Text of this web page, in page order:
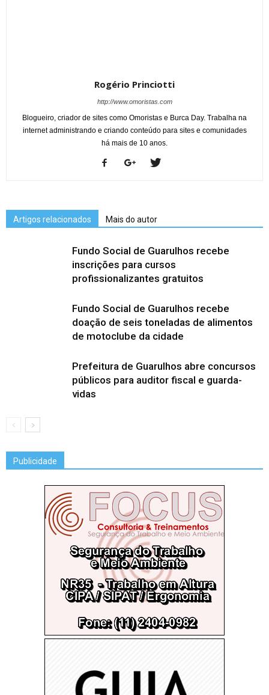
Rogério Princiotti
http://www.omoristas.com
Blogueiro, criador de sites como Omoristas e Burca Day. Trabalha na
internet administrando e criando conteúdo para sites e comunidades
há mais de 10 anos.
Artigos relacionados Mais do autor
Fundo Social de Guarulhos recebe
inscrições para cursos
profissionalizantes gratuitos
Fundo Social de Guarulhos recebe
doação de seis toneladas de alimentos
de motoclube da cidade
Prefeitura de Guarulhos abre concursos
públicos para auditor fiscal e guarda-
vidas
Publicidade